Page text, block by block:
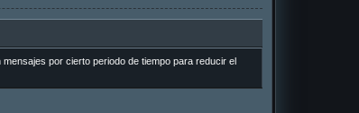
por cierto periodo de tiempo para reducir el